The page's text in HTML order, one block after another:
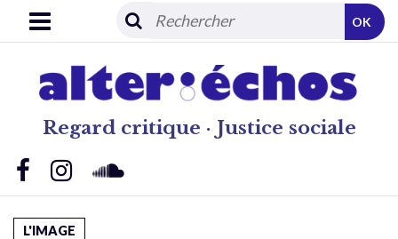
Regard critique · Justice sociale
OK
L'IMAGE